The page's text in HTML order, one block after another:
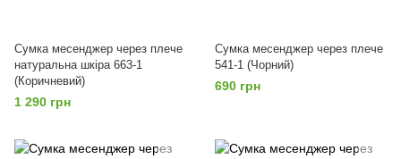
Сумка месенджер через плече
натуральна шкіра 663-1
(Коричневий)
1 290 грн
Сумка месенджер через плече
541-1 (Чорний)
690 грн